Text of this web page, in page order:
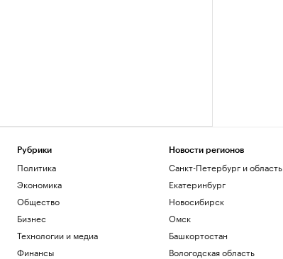
Рубрики
Политика
Экономика
Общество
Бизнес
Технологии и медиа
Финансы
Новости регионов
Санкт-Петербург и область
Екатеринбург
Новосибирск
Омск
Башкортостан
Вологодская область